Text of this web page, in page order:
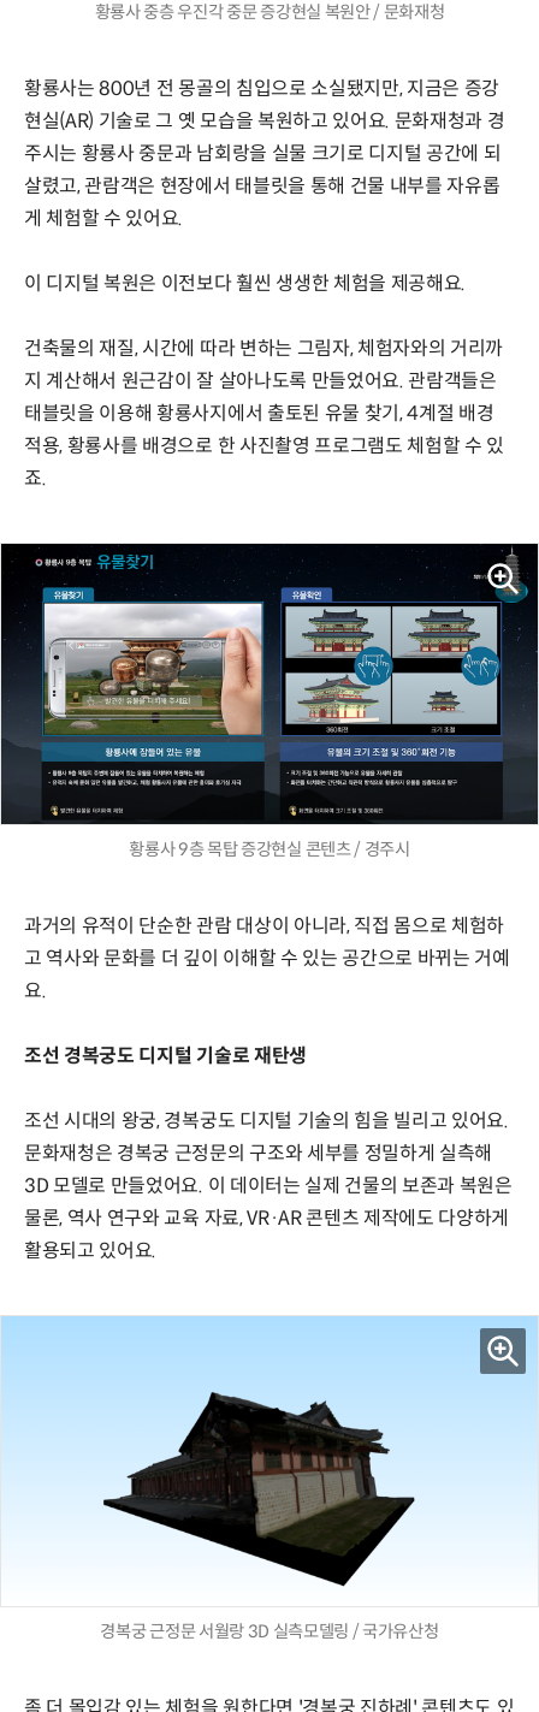
황룡사 중층 우진각 중문 증강현실 복원안 / 문화재청
황룡사는 800년 전 몽골의 침입으로 소실됐지만, 지금은 증강
현실(AR) 기술로 그 옛 모습을 복원하고 있어요. 문화재청과 경
주시는 황룡사 중문과 남회랑을 실물 크기로 디지털 공간에 되
살렸고, 관람객은 현장에서 태블릿을 통해 건물 내부를 자유롭
게 체험할 수 있어요.
이 디지털 복원은 이전보다 훨씬 생생한 체험을 제공해요.
건축물의 재질, 시간에 따라 변하는 그림자, 체험자와의 거리까
지 계산해서 원근감이 잘 살아나도록 만들었어요. 관람객들은
태블릿을 이용해 황룡사지에서 출토된 유물 찾기, 4계절 배경
적용, 황룡사를 배경으로 한 사진촬영 프로그램도 체험할 수 있
죠.
황룡사 9층 목탑 증강현실 콘텐츠 / 경주시
과거의 유적이 단순한 관람 대상이 아니라, 직접 몸으로 체험하
고 역사와 문화를 더 깊이 이해할 수 있는 공간으로 바뀌는 거예
요.
조선 경복궁도 디지털 기술로 재탄생
조선 시대의 왕궁, 경복궁도 디지털 기술의 힘을 빌리고 있어요.
문화재청은 경복궁 근정문의 구조와 세부를 정밀하게 실측해
3D 모델로 만들었어요. 이 데이터는 실제 건물의 보존과 복원은
물론, 역사 연구와 교육 자료, VR·AR 콘텐츠 제작에도 다양하게
활용되고 있어요.
경복궁 근정문 서월랑 3D 실측모델링 / 국가유산청